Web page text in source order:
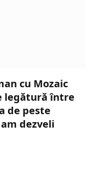
cu Mozaic
legătură între
de peste
dezveli